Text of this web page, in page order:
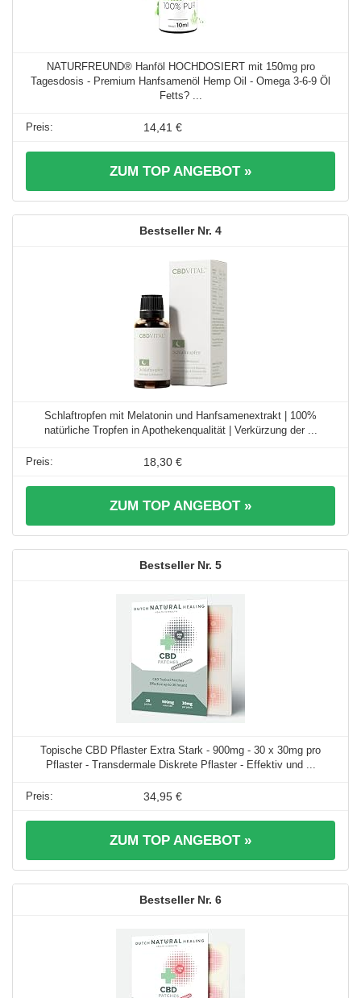
NATURFREUND® Hanföl HOCHDOSIERT mit 150mg pro
Tagesdosis - Premium Hanfsamenöl Hemp Oil - Omega 3-6-9 Öl
Fetts? ...
14,41 €
ZUM TOP ANGEBOT »
4
Schlaftropfen mit Melatonin und Hanfsamenextrakt | 100%
natürliche Tropfen in Apothekenqualität | Verkürzung der ...
18,30 €
ZUM TOP ANGEBOT »
5
Topische CBD Pflaster Extra Stark - 900mg - 30 x 30mg pro
Pflaster - Transdermale Diskrete Pflaster - Effektiv und ...
34,95 €
ZUM TOP ANGEBOT »
6